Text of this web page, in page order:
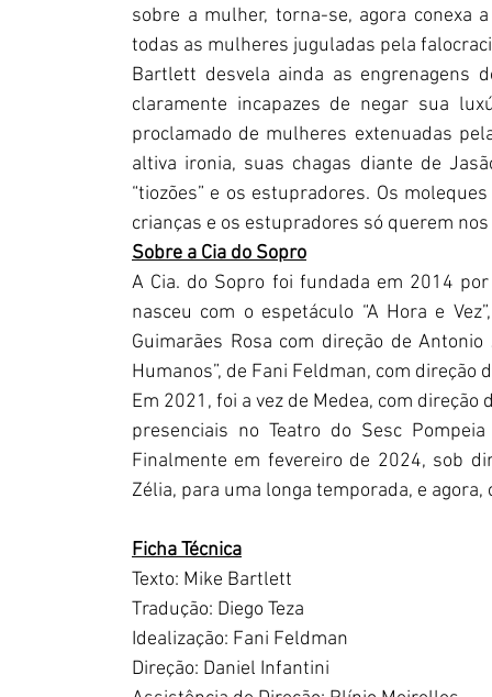
sobre a mulher, torna-se, agora conexa
todas as mulheres juguladas pela
Bartlett desvela ainda as engrenagens
claramente incapazes de negar sua
proclamado de mulheres extenuadas
altiva ironia, suas chagas diante de
“tiozões” e os estupradores. Os
crianças e os estupradores só querem
Sobre a Cia do Sopro
A Cia. do Sopro foi fundada em 2014
nasceu com o espetáculo “A Hora e
Guimarães Rosa com direção de
Humanos”, de Fani Feldman, com
Em 2021, foi a vez de Medea, com
presenciais no Teatro do Sesc
Finalmente em fevereiro de 2024, sob
Zélia, para uma longa temporada, e
Ficha Técnica
Texto: Mike Bartlett
Tradução: Diego Teza
Idealização: Fani Feldman
Direção: Daniel Infantini